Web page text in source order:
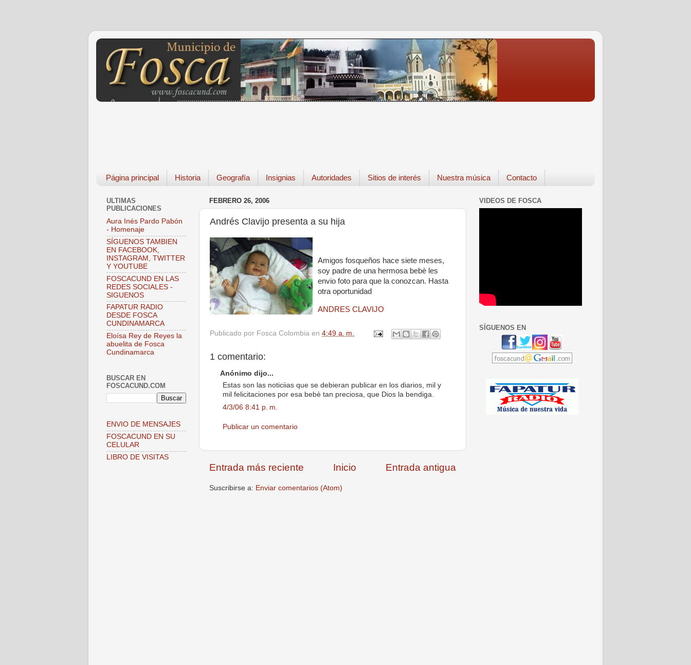
Página principal Historia Geografía Insignias Autoridades Sitios de interés Nuestra música Contacto
FEBRERO 26, 2006
Andrés Clavijo presenta a su hija
Amigos fosqueños hace siete meses,
soy padre de una hermosa bebè les
envio foto para que la conozcan. Hasta
otra oportunidad
ANDRES CLAVIJO
Publicado por Fosca Colombia en 4:49 a. m.
1 comentario:
Anónimo dijo...
Estas son las noticiias que se debieran publicar en los diarios, mil y
mil felicitaciones por esa bebè tan preciosa, que Dios la bendiga.
4/3/06 8:41 p. m.
Publicar un comentario
Entrada más reciente Entrada antigua
Inicio
Suscribirse a: Enviar comentarios (Atom)
ULTIMAS
PUBLICACIONES
Aura Inés Pardo Pabón
- Homenaje
SÍGUENOS TAMBIEN
EN FACEBOOK,
INSTAGRAM, TWITTER
Y YOUTUBE
FOSCACUND EN LAS
REDES SOCIALES -
SIGUENOS
FAPATUR RADIO
DESDE FOSCA
CUNDINAMARCA
Eloísa Rey de Reyes la
abuelita de Fosca
Cundinamarca
BUSCAR EN
FOSCACUND.COM
ENVIO DE MENSAJES
FOSCACUND EN SU
CELULAR
LIBRO DE VISITAS
VIDEOS DE FOSCA
SÍGUENOS EN